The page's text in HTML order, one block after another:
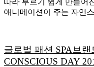
따라 부르기 쉽게 만들어
애니메이션이 주는 자연
글로벌 패션 SPA브
CONSCIOUS DAY